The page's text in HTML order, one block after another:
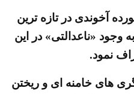
آخوندی در تازه ترین
وجود «ناعدالتی» در این
نمود.
های خامنه ای و ریختن